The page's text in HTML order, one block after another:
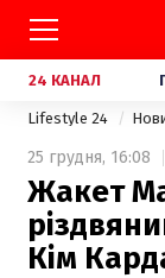
24 КАНАЛ
Lifestyle 24
25 грудня, 16:08
Жакет
Кім